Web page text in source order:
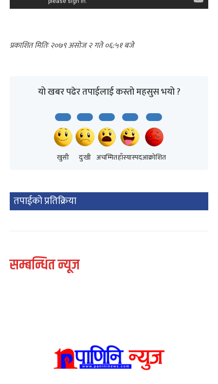
२०७९ असोज २ गते ०६:५१
यो खबर पढेर तपाईलाई कस्तो महसुस भयो ?
खुसी दुःखी अचम्मितहाँस्यास्पदआक्रोशित
तपाईको प्रतिक्रिया
सम्बन्धित न्यूज